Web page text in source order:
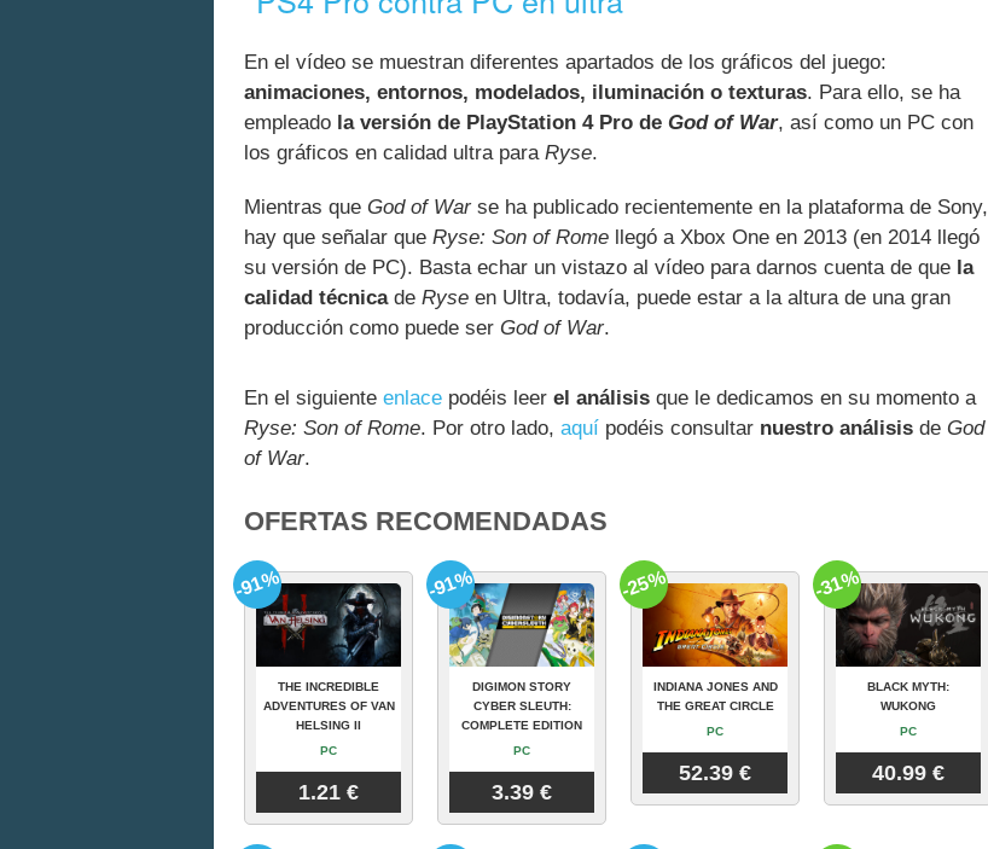
En el vídeo se muestran diferentes apartados de los gráficos del juego:
animaciones, entornos, modelados, iluminación o texturas. Para ello, se ha
empleado la versión de PlayStation 4 Pro de God of War, así como un PC con
los gráficos en calidad ultra para Ryse.
Mientras que God of Warse ha publicado recientemente en la plataforma de Sony,
hay que señalar que Ryse: Son of Rome llegó a Xbox One en 2013 (en 2014 llegó
su versión de PC). Basta echar un vistazo al vídeo para darnos cuenta de que la
calidad técnicade Ryse en Ultra, todavía, puede estar a la altura de una gran
producción como puede ser God of War.
En el siguiente enlace podéis leer el análisis que le dedicamos en su momento a
Ryse: Son of Rome. Por otro lado, aquí podéis consultar nuestro análisis de God
of War.
OFERTAS RECOMENDADAS
THE INCREDIBLE
ADVENTURES OF VAN
HELSING II
PC
1.21 €
-91%
DIGIMON STORY
CYBER SLEUTH:
COMPLETE EDITION
PC
3.39 €
-91%
INDIANA JONES AND
THE GREAT CIRCLE
PC
52.39 €
-25%
BLACK MYTH:
WUKONG
PC
40.99 €
-31%